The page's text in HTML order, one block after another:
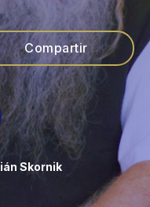
Compartir
Skornik